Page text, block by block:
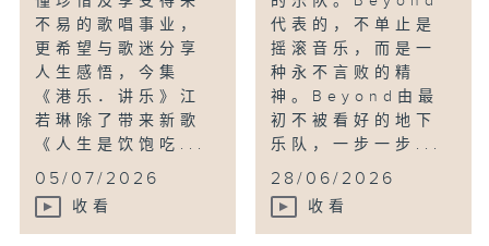
不易的歌唱事业，
更希望与歌迷分享
人生感悟，今集
《港乐．讲乐》江
若琳除了带来新歌
《人生是饮饱吃...
05/07/2026
收看
代表的，不单止是
摇滚音乐，而是一
种永不言败的精
神。Beyond由最
初不被看好的地下
乐队，一步一步...
28/06/2026
收看